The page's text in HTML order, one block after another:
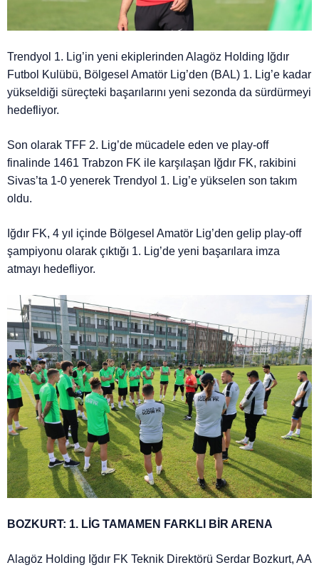
Trendyol 1. Lig’in yeni ekiplerinden Alagöz Holding Iğdır
Futbol Kulübü, Bölgesel Amatör Lig’den (BAL) 1. Lig’e kadar
yükseldiği süreçteki başarılarını yeni sezonda da sürdürmeyi
hedefliyor.
Son olarak TFF 2. Lig’de mücadele eden ve play-off
finalinde 1461 Trabzon FK ile karşılaşan Iğdır FK, rakibini
Sivas’ta 1-0 yenerek Trendyol 1. Lig’e yükselen son takım
oldu.
Iğdır FK, 4 yıl içinde Bölgesel Amatör Lig’den gelip play-off
şampiyonu olarak çıktığı 1. Lig’de yeni başarılara imza
atmayı hedefliyor.
BOZKURT: 1. LİG TAMAMEN FARKLI BİR ARENA
Alagöz Holding Iğdır FK Teknik Direktörü Serdar Bozkurt, AA